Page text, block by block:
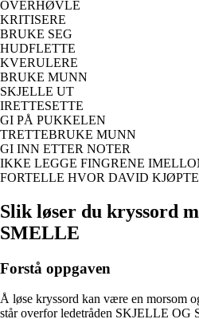
OVERHØVLE
KRITISERE
BRUKE SEG
HUDFLETTE
KVERULERE
BRUKE MUNN
SKJELLE UT
IRETTESETTE
GI PÅ PUKKELEN
TRETTEBRUKE MUNN
GI INN ETTER NOTER
IKKE LEGGE FINGRENE
FORTELLE HVOR DAVID
Slik løser du kryssord
SMELLE
Forstå oppgaven
Å løse kryssord kan være en morsom
står overfor ledetråden SKJELLE OG